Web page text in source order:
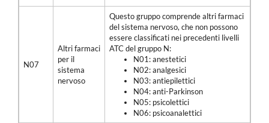
N07
Altri farmaci
per il
sistema
nervoso
Questo gruppo comprende altri farmaci
del sistema nervoso, che non possono
essere classificati nei precedenti livelli
ATC del gruppo N:
N01: anestetici
N02: analgesici
N03: antiepilettici
N04: anti-Parkinson
N05: psicolettici
N06: psicoanalettici